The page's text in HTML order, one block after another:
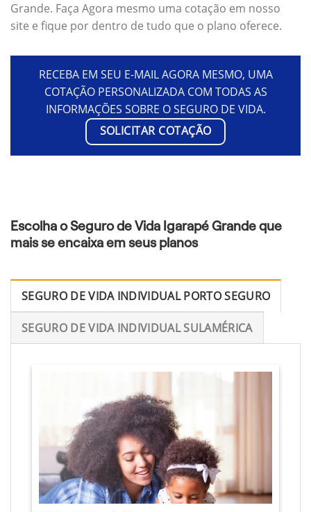
Grande. Faça Agora mesmo uma cotação em nosso
site e fique por dentro de tudo que o plano oferece.
RECEBA EM SEU E-MAIL AGORA MESMO, UMA
COTAÇÃO PERSONALIZADA COM TODAS AS
INFORMAÇÕES SOBRE O SEGURO DE VIDA.
SOLICITAR COTAÇÃO
Escolha o Seguro de Vida Igarapé Grande que
mais se encaixa em seus planos
SEGURO DE VIDA INDIVIDUAL PORTO SEGURO
SEGURO DE VIDA INDIVIDUAL SULAMÉRICA